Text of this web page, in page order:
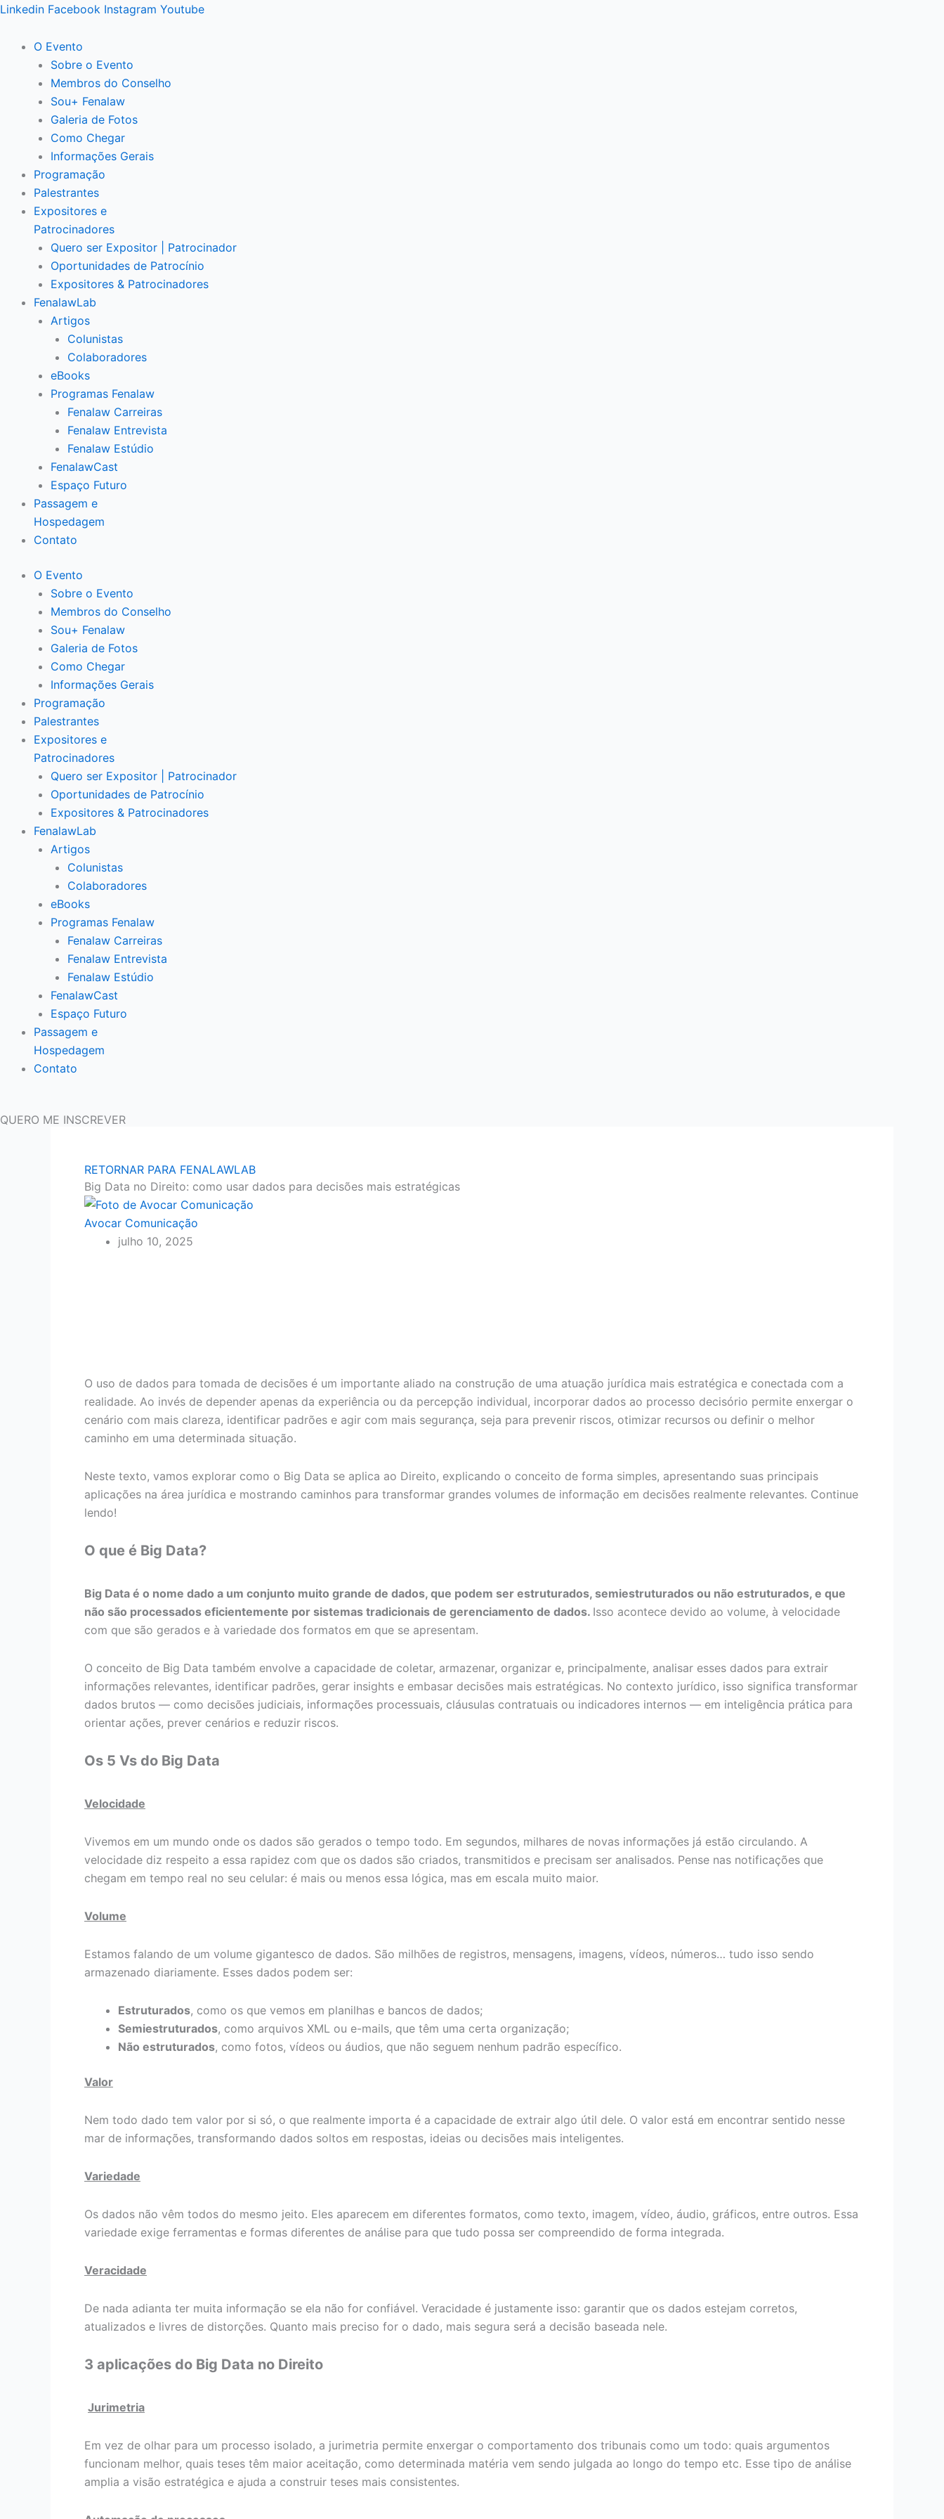
Ir
conteúdo
Linkedin Facebook Instagram Youtube
O Evento
Sobre o Evento
Membros do Conselho
Sou+ Fenalaw
Galeria de Fotos
Como Chegar
Informações Gerais
Programação
Palestrantes
Expositores e
Patrocinadores
Quero ser Expositor | Patrocinador
Oportunidades de Patrocínio
Expositores & Patrocinadores
FenalawLab
Artigos
Colunistas
Colaboradores
eBooks
Programas Fenalaw
Fenalaw Carreiras
Fenalaw Entrevista
Fenalaw Estúdio
FenalawCast
Espaço Futuro
Passagem e
Hospedagem
Contato
O Evento
Sobre o Evento
Membros do Conselho
Sou+ Fenalaw
Galeria de Fotos
Como Chegar
Informações Gerais
Programação
Palestrantes
Expositores e
Patrocinadores
Quero ser Expositor | Patrocinador
Oportunidades de Patrocínio
Expositores & Patrocinadores
FenalawLab
Artigos
Colunistas
Colaboradores
eBooks
Programas Fenalaw
Fenalaw Carreiras
Fenalaw Entrevista
Fenalaw Estúdio
FenalawCast
Espaço Futuro
Passagem e
Hospedagem
Contato
QUERO ME INSCREVER
RETORNAR PARA FENALAWLAB
Big Data no Direito: como usar dados para decisões mais estratégicas
Avocar Comunicação
julho 10, 2025
O uso de dados para tomada de decisões é um importante aliado na construção de uma atuação jurídica mais estratégica e conectada com a
realidade. Ao invés de depender apenas da experiência ou da percepção individual, incorporar dados ao processo decisório permite enxergar o
cenário com mais clareza, identificar padrões e agir com mais segurança, seja para prevenir riscos, otimizar recursos ou definir o melhor
caminho em uma determinada situação.
Neste texto, vamos explorar como o Big Data se aplica ao Direito, explicando o conceito de forma simples, apresentando suas principais
aplicações na área jurídica e mostrando caminhos para transformar grandes volumes de informação em decisões realmente relevantes. Continue
lendo!
O que é Big Data?
Big Data é o nome dado a um conjunto muito grande de dados, que podem ser estruturados, semiestruturados ou não estruturados, e que
não são processados eficientemente por sistemas tradicionais de gerenciamento de dados. Isso acontece devido ao volume, à velocidade
com que são gerados e à variedade dos formatos em que se apresentam.
O conceito de Big Data também envolve a capacidade de coletar, armazenar, organizar e, principalmente, analisar esses dados para extrair
informações relevantes, identificar padrões, gerar insights e embasar decisões mais estratégicas. No contexto jurídico, isso significa transformar
dados brutos — como decisões judiciais, informações processuais, cláusulas contratuais ou indicadores internos — em inteligência prática para
orientar ações, prever cenários e reduzir riscos.
Os 5 Vs do Big Data
Velocidade
Vivemos em um mundo onde os dados são gerados o tempo todo. Em segundos, milhares de novas informações já estão circulando. A
velocidade diz respeito a essa rapidez com que os dados são criados, transmitidos e precisam ser analisados. Pense nas notificações que
chegam em tempo real no seu celular: é mais ou menos essa lógica, mas em escala muito maior.
Volume
Estamos falando de um volume gigantesco de dados. São milhões de registros, mensagens, imagens, vídeos, números… tudo isso sendo
armazenado diariamente. Esses dados podem ser:
Estruturados, como os que vemos em planilhas e bancos de dados;
Semiestruturados, como arquivos XML ou e-mails, que têm uma certa organização;
Não estruturados, como fotos, vídeos ou áudios, que não seguem nenhum padrão específico.
Valor
Nem todo dado tem valor por si só, o que realmente importa é a capacidade de extrair algo útil dele. O valor está em encontrar sentido nesse
mar de informações, transformando dados soltos em respostas, ideias ou decisões mais inteligentes.
Variedade
Os dados não vêm todos do mesmo jeito. Eles aparecem em diferentes formatos, como texto, imagem, vídeo, áudio, gráficos, entre outros. Essa
variedade exige ferramentas e formas diferentes de análise para que tudo possa ser compreendido de forma integrada.
Veracidade
De nada adianta ter muita informação se ela não for confiável. Veracidade é justamente isso: garantir que os dados estejam corretos,
atualizados e livres de distorções. Quanto mais preciso for o dado, mais segura será a decisão baseada nele.
3 aplicações do Big Data no Direito
Jurimetria
Em vez de olhar para um processo isolado, a jurimetria permite enxergar o comportamento dos tribunais como um todo: quais argumentos
funcionam melhor, quais teses têm maior aceitação, como determinada matéria vem sendo julgada ao longo do tempo etc. Esse tipo de análise
amplia a visão estratégica e ajuda a construir teses mais consistentes.